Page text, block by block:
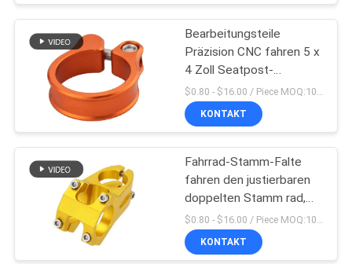
Bearbeitungsteile
Präzision CNC fahren 5 x
4 Zoll Seatpost-
Klammern-rad
$0.80 - $16.00 / Piece MOQ:10 Stücke
KONTAKT
Fahrrad-Stamm-Falte
fahren den justierbaren
doppelten Stamm rad,
der in China hergestellt
wird
KONTAKT